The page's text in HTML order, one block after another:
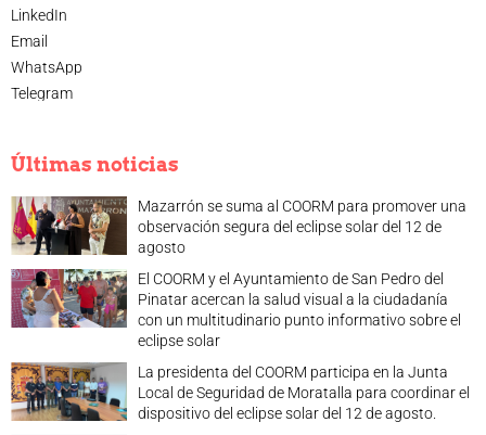
Calendario
Formación
Formación
Archivo de formación
EL COORM EN EL OPTOM 2024
V Congreso de Salud Visual y Pediatría 2022
Quiénes somos
Actualidad
LinkedIn
Email
WhatsApp
Telegram
Últimas noticias
Mazarrón se suma al COORM para promover una
observación segura del eclipse solar del 12 de
agosto
El COORM y el Ayuntamiento de San Pedro del
Pinatar acercan la salud visual a la ciudadanía
con un multitudinario punto informativo sobre el
eclipse solar
La presidenta del COORM participa en la Junta
Local de Seguridad de Moratalla para coordinar el
dispositivo del eclipse solar del 12 de agosto.